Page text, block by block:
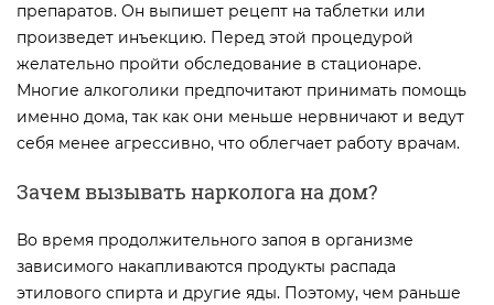
препаратов. Он выпишет рецепт на таблетки или
произведет инъекцию. Перед этой процедурой
желательно пройти обследование в стационаре.
Многие алкоголики предпочитают принимать помощь
именно дома, так как они меньше нервничают и ведут
себя менее агрессивно, что облегчает работу врачам.
Зачем вызывать нарколога на дом?
Во время продолжительного запоя в организме
зависимого накапливаются продукты распада
этилового спирта и другие яды. Поэтому, чем раньше